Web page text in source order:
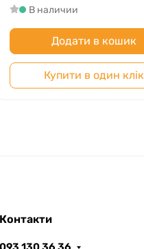
В наличии
Додати в кошик
Купити в один клік
Контакти